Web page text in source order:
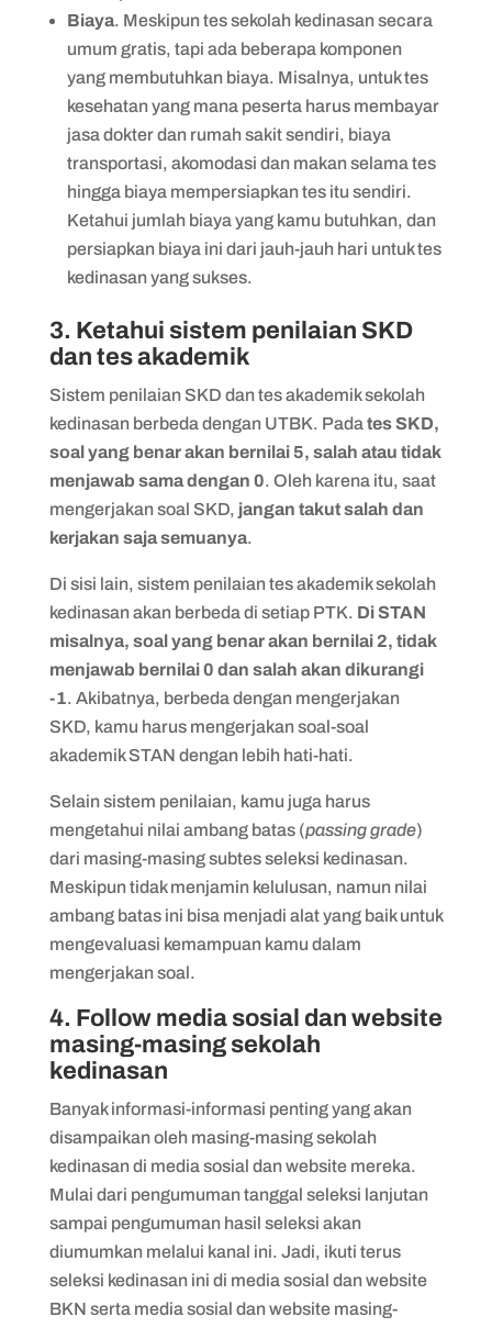
Biaya. Meskipun tes sekolah kedinasan secara
umum gratis, tapi ada beberapa komponen
yang membutuhkan biaya. Misalnya, untuk tes
kesehatan yang mana peserta harus membayar
jasa dokter dan rumah sakit sendiri, biaya
transportasi, akomodasi dan makan selama tes
hingga biaya mempersiapkan tes itu sendiri.
Ketahui jumlah biaya yang kamu butuhkan, dan
persiapkan biaya ini dari jauh-jauh hari untuk tes
kedinasan yang sukses.
3. Ketahui sistem penilaian SKD
dan tes akademik
Sistem penilaian SKD dan tes akademik sekolah
kedinasan berbeda dengan UTBK. Pada tes SKD,
soal yang benar akan bernilai 5, salah atau tidak
menjawab sama dengan 0. Oleh karena itu, saat
mengerjakan soal SKD, jangan takut salah dan
kerjakan saja semuanya.
Di sisi lain, sistem penilaian tes akademik sekolah
kedinasan akan berbeda di setiap PTK. Di STAN
misalnya, soal yang benar akan bernilai 2, tidak
menjawab bernilai 0 dan salah akan dikurangi
-1. Akibatnya, berbeda dengan mengerjakan
SKD, kamu harus mengerjakan soal-soal
akademik STAN dengan lebih hati-hati.
Selain sistem penilaian, kamu juga harus
mengetahui nilai ambang batas (passing grade)
dari masing-masing subtes seleksi kedinasan.
Meskipun tidak menjamin kelulusan, namun nilai
ambang batas ini bisa menjadi alat yang baik untuk
mengevaluasi kemampuan kamu dalam
mengerjakan soal.
4. Follow media sosial dan website
masing-masing sekolah
kedinasan
Banyak informasi-informasi penting yang akan
disampaikan oleh masing-masing sekolah
kedinasan di media sosial dan website mereka.
Mulai dari pengumuman tanggal seleksi lanjutan
sampai pengumuman hasil seleksi akan
diumumkan melalui kanal ini. Jadi, ikuti terus
seleksi kedinasan ini di media sosial dan website
BKN serta media sosial dan website masing-